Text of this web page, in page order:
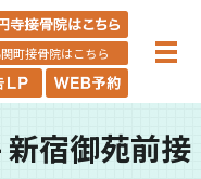
町接骨院はこちら
宿御苑前接